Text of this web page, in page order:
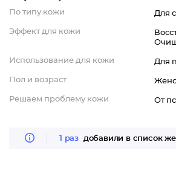
По типу кожи Для
Эффект для кожи
Использование для кожи Для
Пол и возраст
Решаем проблему кожи От
1 раз добавили в список